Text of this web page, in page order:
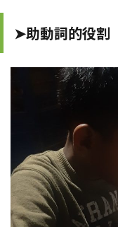
➤助動詞的役割